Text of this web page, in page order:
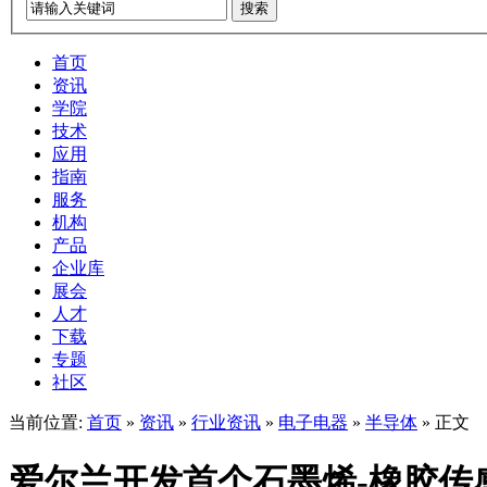
搜索
首页
资讯
学院
技术
应用
指南
服务
机构
产品
企业库
展会
人才
下载
专题
社区
当前位置: 首页 » 资讯 » 行业资讯 » 电子电器 » 半导体 » 正文